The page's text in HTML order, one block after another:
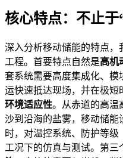
核心特点：不止于
深入分析移动储能的特点
工程。首要特点自然是高机
套系统需要高度集成化、模
运快速抵达现场，并在极短
环境适应性。从赤道的高温
沙到沿海的盐雾，移动储能
时，对温控系统、防护等级
工况下的仿真与测试。第三